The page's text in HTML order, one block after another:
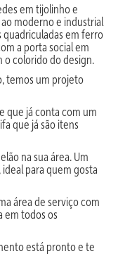
em tijolinho e
moderno e industrial
em ferro
a porta social em
o colorido do design.
temos um projeto
que já conta com um
que já são itens
na sua área. Um
para quem gosta
área de serviço com
em todos os
está pronto e te